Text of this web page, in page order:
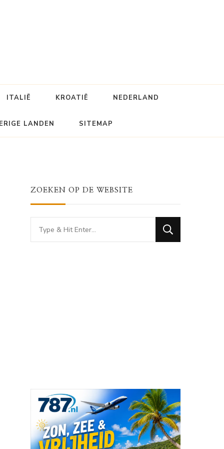
ITALIË KROATIË NEDERLAND
LANDEN SITEMAP
ZOEKEN OP DE WEBSITE
Looking
for